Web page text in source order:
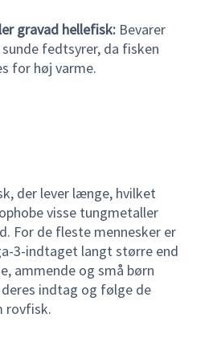
gravad hellefisk:Bevarer
fedtsyrer, da fisken
for høj varme.
der lever længe, hvilket
visse tungmetaller
For de fleste mennesker er
3-indtaget langt større end
ammende og små børn
indtag og følge de
rovfisk.